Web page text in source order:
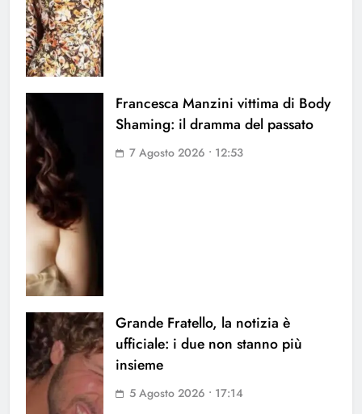
Francesca Manzini vittima di Body
Shaming: il dramma del passato
7 Agosto 2026 • 12:53
Grande Fratello, la notizia è
ufficiale: i due non stanno più
insieme
5 Agosto 2026 • 17:14